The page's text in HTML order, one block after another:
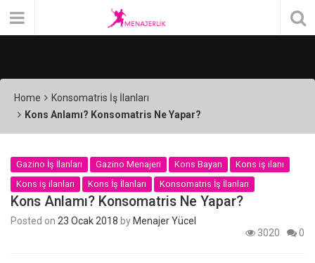
Home
Konsomatris İş İlanları
Kons Anlamı? Konsomatris Ne Yapar?
Gazino İş İlanları Gazino Menajeri Kons Bayan
Kons iş ilanı
Kons iş ilanları
Kons İş İlanları Konsomatris İş İlanları
Kons Anlamı? Konsomatris Ne Yapar?
Posted on 23 Ocak 2018 by Menajer Yücel
3020
0